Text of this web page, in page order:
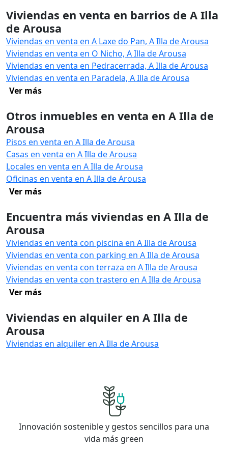
Viviendas en venta en barrios de A Illa
de Arousa
Viviendas en venta en A Laxe do Pan, A Illa de Arousa
Viviendas en venta en O Nicho, A Illa de Arousa
Viviendas en venta en Pedracerrada, A Illa de Arousa
Viviendas en venta en Paradela, A Illa de Arousa
Ver más
Otros inmuebles en venta en A Illa de
Arousa
Pisos en venta en A Illa de Arousa
Casas en venta en A Illa de Arousa
Locales en venta en A Illa de Arousa
Oficinas en venta en A Illa de Arousa
Ver más
Encuentra más viviendas en A Illa de
Arousa
Viviendas en venta con piscina en A Illa de Arousa
Viviendas en venta con parking en A Illa de Arousa
Viviendas en venta con terraza en A Illa de Arousa
Viviendas en venta con trastero en A Illa de Arousa
Ver más
Viviendas en alquiler en A Illa de
Arousa
Viviendas en alquiler en A Illa de Arousa
Innovación sostenible y gestos sencillos para una
vida más green